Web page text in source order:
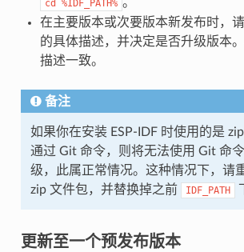
cd %IDF_PATH%
在主要版本或次要版本新发布时，
的具体描述，并决定是否升级版本
描述一致。
备注
如果你在安装 ESP-IDF 时使用的是
通过 Git 命令，则将无法使用 Git 命
级，此属正常情况。这种情况下，请
zip 文件包，并替换掉之前
IDF_PATH
更新至一个预发布版本